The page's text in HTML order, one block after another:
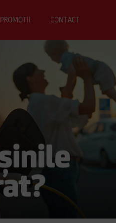
PROMOTII CONTACT